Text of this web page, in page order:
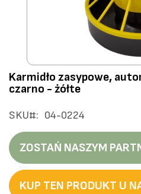
Przejdź
na
galerii
Karmidło zasypowe,
czarno - żółte
SKU 04-0224
ZOSTAŃ NASZYM
KUP TEN PRODUKT U